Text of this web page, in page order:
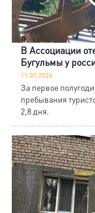
В Ассоциации
Бугульмы у
11.07.2026
За первое
пребывания
2,8 дня.